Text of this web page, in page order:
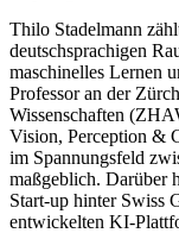
Thilo Stadelmann
deutschsprachigen
maschinelles Lernen
Professor an der
Wissenschaften
Vision, Perception &
im Spannungsfeld
maßgeblich. Darüber
Start-up hinter Swiss
entwickelten KI-